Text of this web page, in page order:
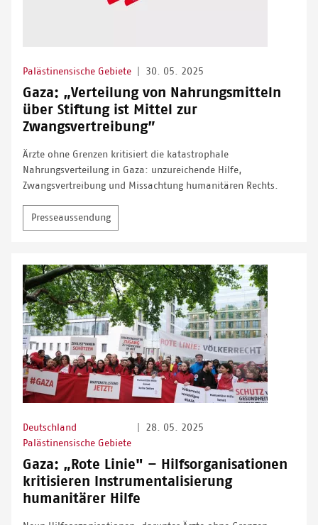
Palästinensische Gebiete 30. 05. 2025
Gaza: „Verteilung von Nahrungsmitteln
über Stiftung ist Mittel zur
Zwangsvertreibung”
Ärzte ohne Grenzen kritisiert die katastrophale
Nahrungsverteilung in Gaza: unzureichende Hilfe,
Zwangsvertreibung und Missachtung humanitären Rechts.
Presseaussendung
Deutschland
Palästinensische Gebiete
28. 05. 2025
Gaza: „Rote Linie" – Hilfsorganisationen
kritisieren Instrumentalisierung
humanitärer Hilfe